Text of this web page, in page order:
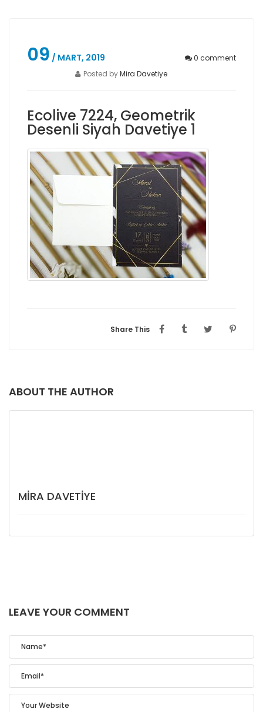
09 / MART, 2019 0 comment
Posted byMira Davetiye
Ecolive 7224, Geometrik
Desenli Siyah Davetiye 1
Share This
ABOUT THE AUTHOR
MIRA DAVETIYE
LEAVE YOUR COMMENT